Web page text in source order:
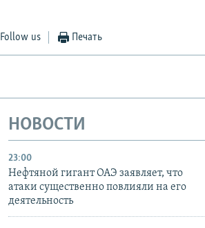
Follow us Печать
НОВОСТИ
23:00
Нефтяной гигант ОАЭ заявляет, что
атаки существенно повлияли на его
деятельность